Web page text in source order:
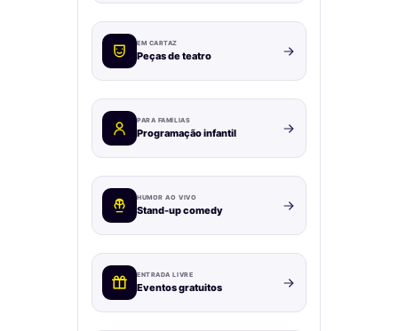
EM CARTAZ
Peças de teatro
PARA FAMÍLIAS
Programação infantil
HUMOR AO VIVO
Stand-up comedy
ENTRADA LIVRE
Eventos gratuitos